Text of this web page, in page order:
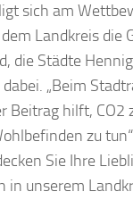
sich am
Landkreis die
die Städte
„Beim
Beitrag hilft, CO2
zu
Sie Ihre
in unserem